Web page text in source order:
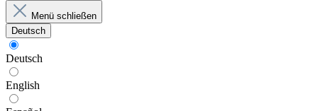
Menü schließen
Deutsch
Deutsch
English